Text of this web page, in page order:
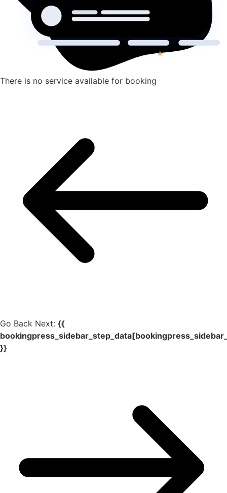
There is no service available for booking
Go Back Next: {{
}}